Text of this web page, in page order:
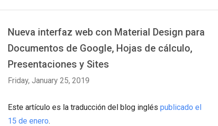
Nueva interfaz web con Material Design para
Documentos de Google, Hojas de cálculo,
Presentaciones y Sites
Friday, January 25, 2019
Este artículo es la traducción del blog inglés publicado el
15 de enero.